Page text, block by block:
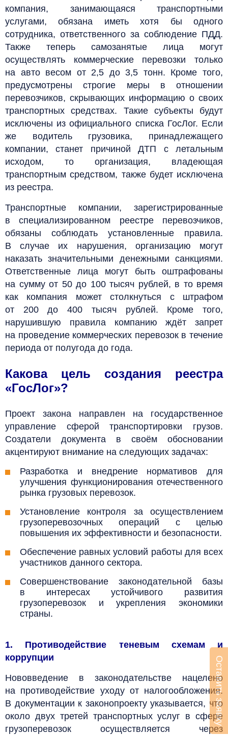
компания, занимающаяся транспортными
услугами, обязана иметь хотя бы одного
сотрудника, ответственного за соблюдение ПДД.
Также теперь самозанятые лица могут
осуществлять коммерческие перевозки только
на авто весом от 2,5 до 3,5 тонн. Кроме того,
предусмотрены строгие меры в отношении
перевозчиков, скрывающих информацию о своих
транспортных средствах. Такие субъекты будут
исключены из официального списка ГосЛог. Если
же водитель грузовика, принадлежащего
компании, станет причиной ДТП с летальным
исходом, то организация, владеющая
транспортным средством, также будет исключена
из реестра.
Транспортные компании, зарегистрированные
в специализированном реестре перевозчиков,
обязаны соблюдать установленные правила.
В случае их нарушения, организацию могут
наказать значительными денежными санкциями.
Ответственные лица могут быть оштрафованы
на сумму от 50 до 100 тысяч рублей, в то время
как компания может столкнуться с штрафом
от 200 до 400 тысяч рублей. Кроме того,
нарушившую правила компанию ждёт запрет
на проведение коммерческих перевозок в течение
периода от полугода до года.
Какова цель создания реестра
«ГосЛог»?
Проект закона направлен на государственное
управление сферой транспортировки грузов.
Создатели документа в своём обосновании
акцентируют внимание на следующих задачах:
Разработка и внедрение нормативов для
улучшения функционирования отечественного
рынка грузовых перевозок.
Установление контроля за осуществлением
грузоперевозочных операций с целью
повышения их эффективности и безопасности.
Обеспечение равных условий работы для всех
участников данного сектора.
Совершенствование законодательной базы
в интересах устойчивого развития
грузоперевозок и укрепления экономики
страны.
1. Противодействие теневым схемам и
коррупции
Нововведение в законодательстве нацелено
на противодействие уходу от налогообложения.
В документации к законопроекту указывается, что
около двух третей транспортных услуг в сфере
грузоперевозок осуществляется через
Оставить заявку